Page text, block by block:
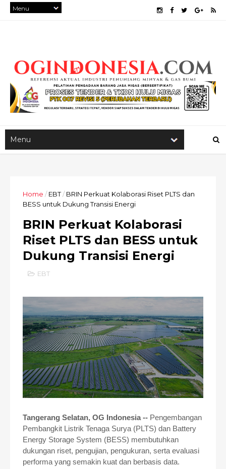
Home / EBT/ BRIN Perkuat Kolaborasi Riset PLTS dan
BESS untuk Dukung Transisi Energi
BRIN Perkuat Kolaborasi
Riset PLTS dan BESS untuk
Dukung Transisi Energi
EBT
Tangerang Selatan, OG Indonesia -- Pengembangan
Pembangkit Listrik Tenaga Surya (PLTS) dan Battery
Energy Storage System (BESS) membutuhkan
dukungan riset, pengujian, pengukuran, serta evaluasi
performa yang semakin kuat dan berbasis data.